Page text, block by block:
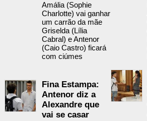
Amália (Sophie
Charlotte) vai ganhar
um carrão da mãe
Griselda (Lília
Cabral) e Antenor
(Caio Castro) ficará
com ciúmes
Fina Estampa:
Antenor diz a
Alexandre que
vai se casar